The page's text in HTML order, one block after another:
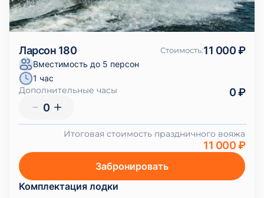
Ларсон 180 Стоимость:11 000 ₽
Вместимость до 5 персон
1 час
Дополнительные часы
0
0 ₽
Итоговая стоимость праздничного вояжа
11 000 ₽
Забронировать
Комплектация лодки